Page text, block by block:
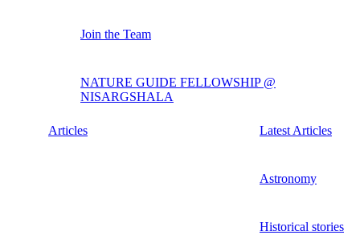
Join the Team
NATURE GUIDE FELLOWSHIP @
NISARGSHALA
Articles Latest Articles
Astronomy
Historical stories